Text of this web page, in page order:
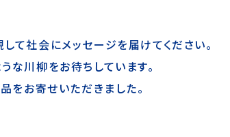
て社会にメッセージを届けてください。
な川柳をお待ちしています。
をお寄せいただきました。